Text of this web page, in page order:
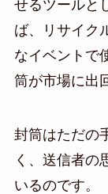
せるツールと
ば、リサイク
なイベントで
筒が市場に出
封筒はただの
く、送信者の
いるのです。